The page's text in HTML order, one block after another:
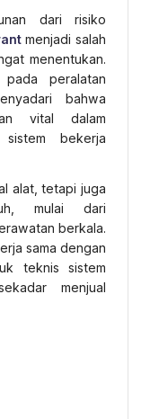
dari risiko
menjadi salah
menentukan.
peralatan
bahwa
vital dalam
sistem bekerja
alat, tetapi juga
mulai dari
berkala.
sama dengan
teknis sistem
menjual